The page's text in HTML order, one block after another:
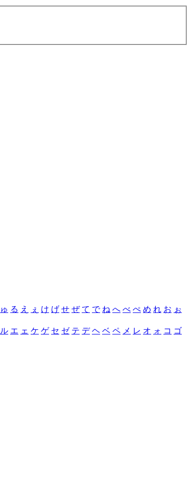
ゅ る え ぇ け げ せ ぜ て で ね へ べ ぺ め れ お ぉ
ル エ ェ ケ ゲ セ ゼ テ デ ヘ ベ ペ メ レ オ ォ コ ゴ